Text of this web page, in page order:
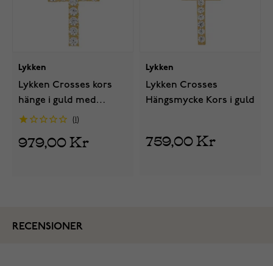
Lykken
Lykken Crosses kors
hänge i guld med
zirkonia stenar 8,49 x
979,00 Kr
Lykken
Lykken Crosses
Hängsmycke Kors i guld
759,00 Kr
RECENSIONER